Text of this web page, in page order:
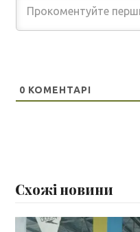
0 КОМЕНТАРІ
Схожі новини